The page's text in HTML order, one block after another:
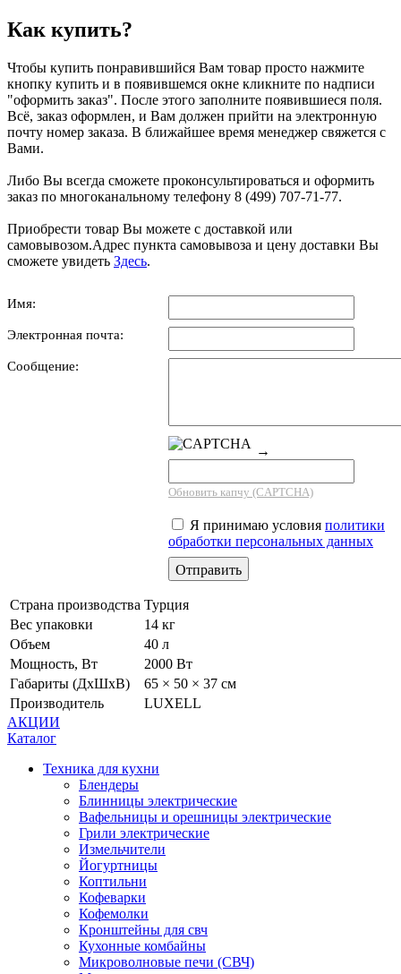
Как купить?
Чтобы купить понравившийся Вам товар просто нажмите
кнопку купить и в появившемся окне кликните по надписи
"оформить заказ". После этого заполните появившиеся поля.
Всё, заказ оформлен, и Вам должен прийти на электронную
почту номер заказа. В ближайшее время менеджер свяжется с
Вами.
Либо Вы всегда сможете проконсультироваться и оформить
заказ по многоканальному телефону 8 (499) 707-71-77.
Приобрести товар Вы можете с доставкой или
самовывозом.Адрес пункта самовывоза и цену доставки Вы
сможете увидеть Здесь.
Имя:
Электронная почта:
Сообщение:
→
Обновить капчу (CAPTCHA)
Я принимаю условия политики
обработки персональных данных
Страна производства Турция
Вес упаковки
14 кг
Объем
40 л
Мощность, Вт
2000 Вт
Габариты (ДхШхВ)
65 × 50 × 37 см
Производитель
LUXELL
АКЦИИ
Каталог
Техника для кухни
Блендеры
Блинницы электрические
Вафельницы и орешницы электрические
Грили электрические
Измельчители
Йогуртницы
Коптильни
Кофеварки
Кофемолки
Кронштейны для свч
Кухонные комбайны
Микроволновые печи (СВЧ)